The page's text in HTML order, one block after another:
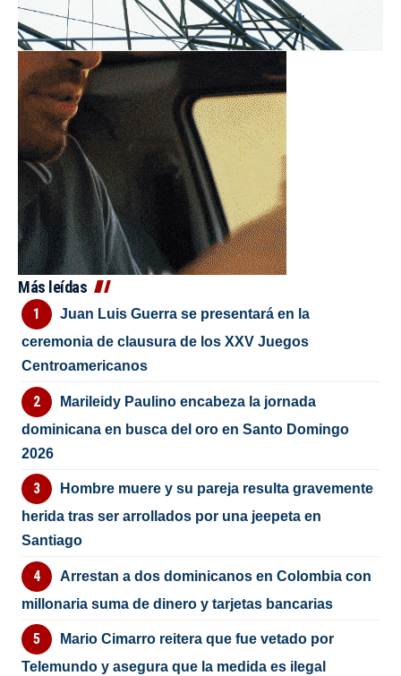
Más leídas
Juan Luis Guerra se presentará en la
ceremonia de clausura de los XXV Juegos
Centroamericanos
Marileidy Paulino encabeza la jornada
dominicana en busca del oro en Santo Domingo
2026
Hombre muere y su pareja resulta gravemente
herida tras ser arrollados por una jeepeta en
Santiago
Arrestan a dos dominicanos en Colombia con
millonaria suma de dinero y tarjetas bancarias
Mario Cimarro reitera que fue vetado por
Telemundo y asegura que la medida es ilegal